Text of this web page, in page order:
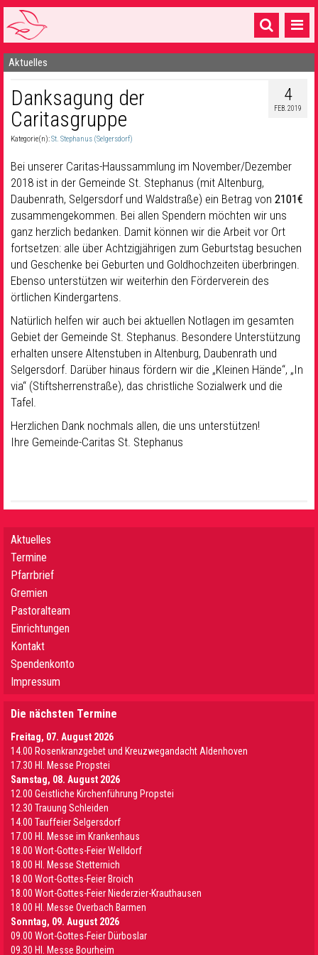
Startseite
1 Pfarrei
16 Gemeinden & mehr
Sakramente & Feste
Gemeinschaft & Soziales
Musik & Kultur
Seelsorge & Kontakt
Aktuelles
4
FEB. 2019
Danksagung der
Caritasgruppe
Kategorie(n):St. Stephanus (Selgersdorf)
Bei unserer Caritas-Haussammlung im November/Dezember
2018 ist in der Gemeinde St. Stephanus (mit Altenburg,
Daubenrath, Selgersdorf und Waldstraße) ein Betrag von 2101€
zusammengekommen. Bei allen Spendern möchten wir uns
ganz herzlich bedanken. Damit können wir die Arbeit vor Ort
fortsetzen: alle über Achtzigjährigen zum Geburtstag besuchen
und Geschenke bei Geburten und Goldhochzeiten überbringen.
Ebenso unterstützen wir weiterhin den Förderverein des
örtlichen Kindergartens.
Natürlich helfen wir auch bei aktuellen Notlagen im gesamten
Gebiet der Gemeinde St. Stephanus. Besondere Unterstützung
erhalten unsere Altenstuben in Altenburg, Daubenrath und
Selgersdorf. Darüber hinaus fördern wir die „Kleinen Hände“, „In
via“ (Stiftsherrenstraße), das christliche Sozialwerk und die
Tafel.
Herzlichen Dank nochmals allen, die uns unterstützen!
Ihre Gemeinde-Caritas St. Stephanus
Aktuelles
Termine
Pfarrbrief
Gremien
Pastoralteam
Einrichtungen
Kontakt
Spendenkonto
Impressum
Die nächsten Termine
Freitag, 07. August 2026
14.00 Rosenkranzgebet und Kreuzwegandacht Aldenhoven
17.30 Hl. Messe Propstei
Samstag, 08. August 2026
12.00 Geistliche Kirchenführung Propstei
12.30 Trauung Schleiden
14.00 Tauffeier Selgersdorf
17.00 Hl. Messe im Krankenhaus
18.00 Wort-Gottes-Feier Welldorf
18.00 Hl. Messe Stetternich
18.00 Wort-Gottes-Feier Broich
18.00 Wort-Gottes-Feier Niederzier-Krauthausen
18.00 Hl. Messe Overbach Barmen
Sonntag, 09. August 2026
09.00 Wort-Gottes-Feier Dürboslar
09.30 HI. Messe Bourheim